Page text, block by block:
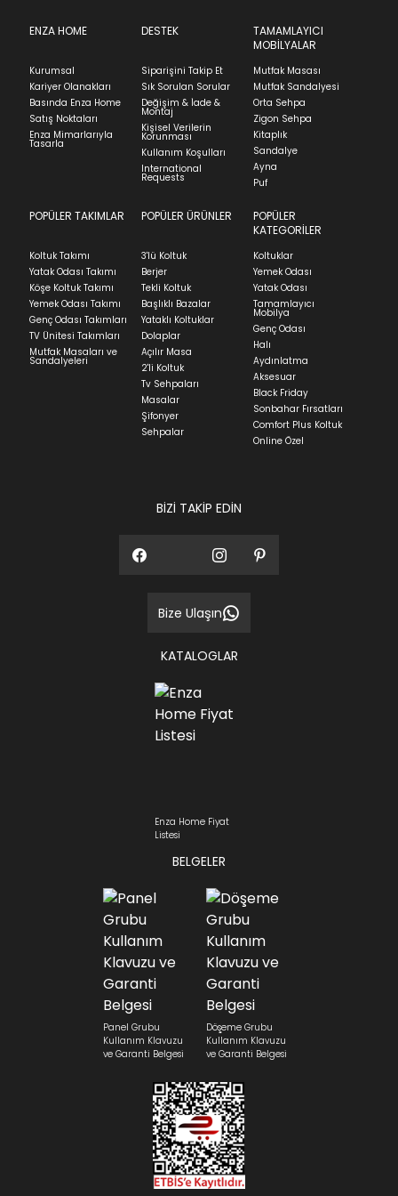
Find in Store
Austin
Select an option.
SUBMIT
Stock moves super-fast. This look-up is an
indication of where stock might be available but
we can't guarantee it'll be there for long.
içinde iade başvurusunda bulunarak sürecinizi
Ürünü iade etmek için, orijinal kutusuyla ve
faturasıyla birlikte göndermelisiniz.
İadenizin kabul edilmesi için, ürünün hasar
görmemiş, kurulumunun yapılmamış ve
kullanılmamış olması gerekmektedir.
İade ve Değişim bölümünü ziyaret ediniz.
Teslimat
Ev tekstili siparişlerinizin kargoya verilme süresi
ortalama 5-24 iş günüdür.
Yatak siparişlerinizin teslim süresi yaşadığınız şehre
ve ürünün stok durumuna göre ortalama 5-24 iş
günüdür.
Panel ve Döşeme grubu ürün siparişlerinizin teslim
süresi yaşadığınız şehre ve ürünün stok durumuna
göre ortalama 30-45 iş günüdür.
Siparişlerim bölümünden sürecinizi takip edebilirsiniz.
Sıkça Sorulan Sorularbölümünü ziyaret
Stok Uyarı
Bu ürün stoklarımıza geldiğinde
Kapat
ENZA HOME
Kurumsal
Kariyer Olanakları
Basında Enza Home
Satış Noktaları
Enza Mimarlarıyla
Tasarla
DESTEK
Siparişini Takip Et
Sık Sorulan Sorular
Değişim & İade &
Montaj
Kişisel Verilerin
Korunması
Kullanım Koşulları
International
Requests
TAMAMLAYICI
MOBİLYALAR
Mutfak Masası
Mutfak Sandalyesi
Orta Sehpa
Zigon Sehpa
Kitaplık
Sandalye
Ayna
Puf
POPÜLER TAKIMLAR
Koltuk Takımı
Yatak Odası Takımı
Köşe Koltuk Takımı
Yemek Odası Takımı
Genç Odası Takımları
TV Ünitesi Takımları
Mutfak Masaları ve
Sandalyeleri
POPÜLER ÜRÜNLER
3'lü Koltuk
Berjer
Tekli Koltuk
Başlıklı Bazalar
Yataklı Koltuklar
Dolaplar
Açılır Masa
2'li Koltuk
Tv Sehpaları
Masalar
Şifonyer
Sehpalar
POPÜLER
KATEGORİLER
Koltuklar
Yemek Odası
Yatak Odası
Tamamlayıcı
Mobilya
Genç Odası
Halı
Aydınlatma
Aksesuar
Black Friday
Sonbahar Fırsatları
Comfort Plus Koltuk
Online Özel
BİZİ TAKİP EDİN
Bize Ulaşın
KATALOGLAR
Enza Home Fiyat
Listesi
BELGELER
Panel Grubu
Kullanım Klavuzu
ve Garanti Belgesi
Döşeme Grubu
Kullanım Klavuzu
ve Garanti Belgesi